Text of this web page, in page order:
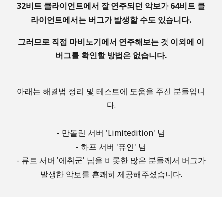
32비트 클라이언트에서 잘 연주되던 악보가 64비트 클
라이언트에서는 버그가 발생할 수도 있습니다.
그러므로 직접 마비노기에서 연주해보는 것 이외에 이
버그를 확인할 방법은 없습니다.
아래는 해결법 정리 및 테스트에 도움을 주신 분들입니
다.
- 만돌린 서버 'Limitedition' 님
- 하프 서버 '퓨인' 님
- 류트 서버 '에취군' 님을 비롯한 많은 분들께서 버그가
발생한 악보를 흔쾌히 제공해주셨습니다.